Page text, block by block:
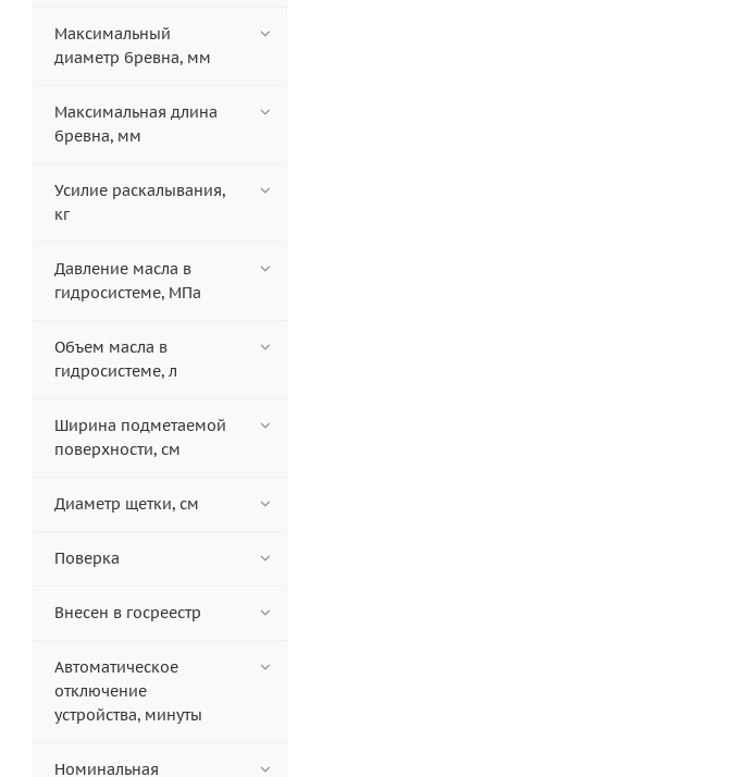
Максимальный
диаметр бревна, мм
Максимальная длина
бревна, мм
Усилие раскалывания,
кг
Давление масла в
гидросистеме, МПа
Объем масла в
гидросистеме, л
Ширина подметаемой
поверхности, см
Диаметр щетки, см
Поверка
Внесен в госреестр
Автоматическое
отключение
устройства, минуты
Номинальная